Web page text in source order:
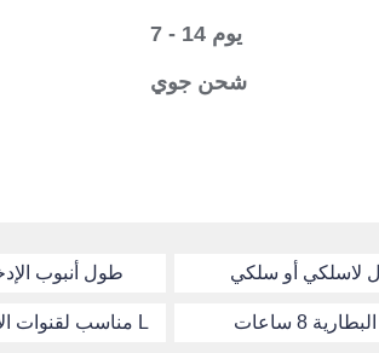
7 - 14 يوم
شحن جوي
طول أنبوب الإدخال لاسلكي أو سلكي
مناسب لقنوات الأذن على شكل L 8 ساعات